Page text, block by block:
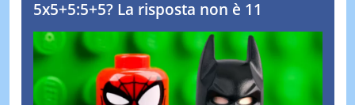
5x5+5:5+5? La risposta non è 11